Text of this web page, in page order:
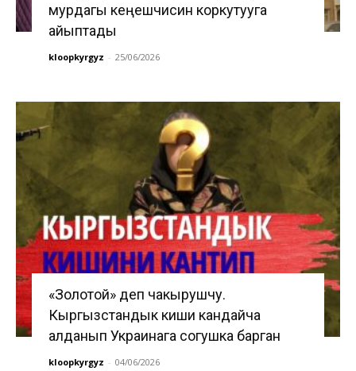
мурдагы кеңешчисин коркутууга
айыптады
kloopkyrgyz - 25/06/2026
«Золотой» деп чакырушчу.
Кыргызстандык киши кандайча
алданып Украинага согушка барган
kloopkyrgyz - 04/06/2026